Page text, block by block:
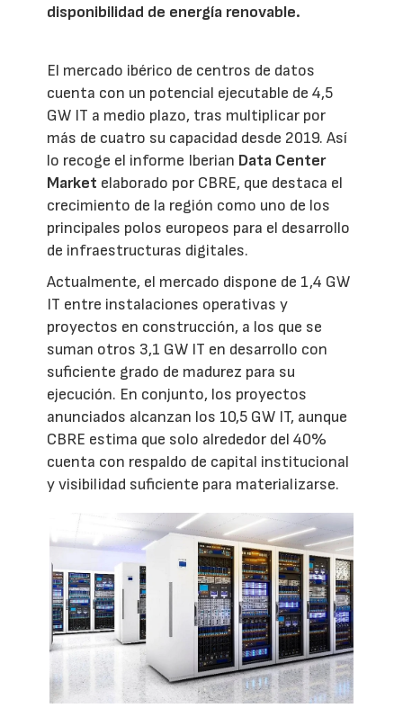
disponibilidad de energía renovable.
El mercado ibérico de centros de datos
cuenta con un potencial ejecutable de 4,5
GW IT a medio plazo, tras multiplicar por
más de cuatro su capacidad desde 2019. Así
lo recoge el informe Iberian Data Center
Market elaborado por CBRE, que destaca el
crecimiento de la región como uno de los
principales polos europeos para el desarrollo
de infraestructuras digitales.
Actualmente, el mercado dispone de 1,4 GW
IT entre instalaciones operativas y
proyectos en construcción, a los que se
suman otros 3,1 GW IT en desarrollo con
suficiente grado de madurez para su
ejecución. En conjunto, los proyectos
anunciados alcanzan los 10,5 GW IT, aunque
CBRE estima que solo alrededor del 40%
cuenta con respaldo de capital institucional
y visibilidad suficiente para materializarse.